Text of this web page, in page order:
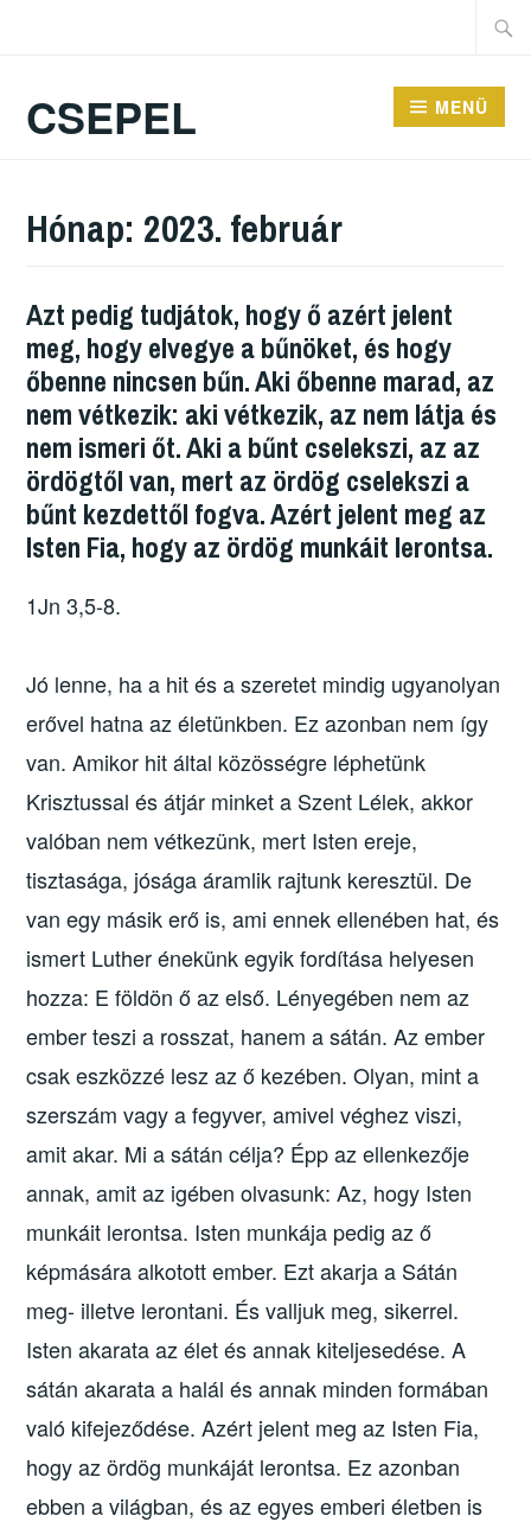
CSEPEL MENÜ
Hónap: 2023. február
Azt pedig tudjátok, hogy ő azért jelent
meg, hogy elvegye a bűnöket, és hogy
őbenne nincsen bűn. Aki őbenne marad, az
nem vétkezik: aki vétkezik, az nem látja és
nem ismeri őt. Aki a bűnt cselekszi, az az
ördögtől van, mert az ördög cselekszi a
bűnt kezdettől fogva. Azért jelent meg az
Isten Fia, hogy az ördög munkáit lerontsa.
1Jn 3,5-8.
Jó lenne, ha a hit és a szeretet mindig ugyanolyan
erővel hatna az életünkben. Ez azonban nem így
van. Amikor hit által közösségre léphetünk
Krisztussal és átjár minket a Szent Lélek, akkor
valóban nem vétkezünk, mert Isten ereje,
tisztasága, jósága áramlik rajtunk keresztül. De
van egy másik erő is, ami ennek ellenében hat, és
ismert Luther énekünk egyik fordítása helyesen
hozza: E földön ő az első. Lényegében nem az
ember teszi a rosszat, hanem a sátán. Az ember
csak eszközzé lesz az ő kezében. Olyan, mint a
szerszám vagy a fegyver, amivel véghez viszi,
amit akar. Mi a sátán célja? Épp az ellenkezője
annak, amit az igében olvasunk: Az, hogy Isten
munkáit lerontsa. Isten munkája pedig az ő
képmására alkotott ember. Ezt akarja a Sátán
meg- illetve lerontani. És valljuk meg, sikerrel.
Isten akarata az élet és annak kiteljesedése. A
sátán akarata a halál és annak minden formában
való kifejeződése. Azért jelent meg az Isten Fia,
hogy az ördög munkáját lerontsa. Ez azonban
ebben a világban, és az egyes emberi életben is